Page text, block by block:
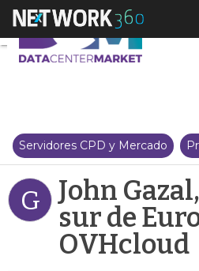
John
Servidores CPD y Mercado
G
John
sur de
OVHcloud